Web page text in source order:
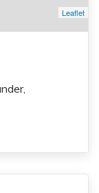
Leaflet